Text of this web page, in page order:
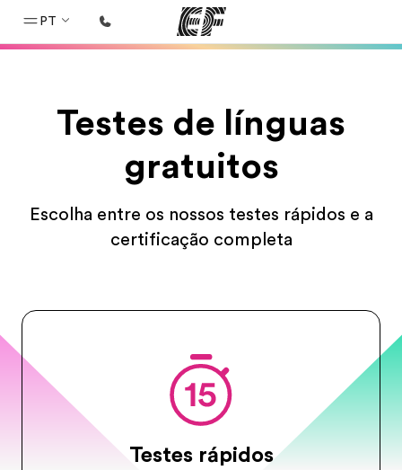
PT
Bem-vindo à EF
Saiba tudo que oferecemos
Escritórios
Encontre um escritório
Quem somos
Carreiras
Junte-se a nós
Testes de línguas
gratuitos
Escolha entre os nossos testes rápidos e a
certificação completa
Testes rápidos